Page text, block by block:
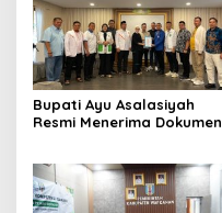
Bupati Ayu Asalasiyah
Resmi Menerima Dokumen
Jabatan 2025-2030